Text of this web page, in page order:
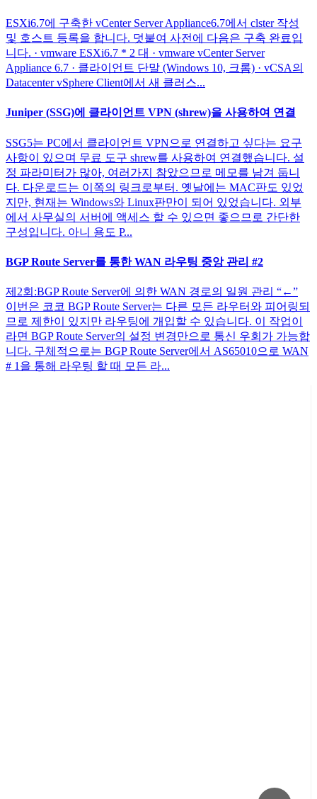
ESXi6.7에 구축한 vCenter Server Appliance6.7에서 clster 작성
및 호스트 등록을 합니다. 덧붙여 사전에 다음은 구축 완료입
니다. · vmware ESXi6.7 * 2 대 · vmware vCenter Server
Appliance 6.7 · 클라이언트 단말 (Windows 10, 크롬) · vCSA의
Datacenter vSphere Client에서 새 클러스...
Juniper (SSG)에 클라이언트 VPN (shrew)을 사용하여 연결
SSG5는 PC에서 클라이언트 VPN으로 연결하고 싶다는 요구
사항이 있으며 무료 도구 shrew를 사용하여 연결했습니다. 설
정 파라미터가 많아, 여러가지 참았으므로 메모를 남겨 둡니
다. 다운로드는 이쪽의 링크로부터. 옛날에는 MAC판도 있었
지만, 현재는 Windows와 Linux판만이 되어 있었습니다. 외부
에서 사무실의 서버에 액세스 할 수 있으면 좋으므로 간단한
구성입니다. 아니 용도 P...
BGP Route Server를 통한 WAN 라우팅 중앙 관리 #2
제2회:BGP Route Server에 의한 WAN 경로의 일원 관리 “←”
이번은 코코 BGP Route Server는 다른 모든 라우터와 피어링되
므로 제한이 있지만 라우팅에 개입할 수 있습니다. 이 작업이
라면 BGP Route Server의 설정 변경만으로 통신 우회가 가능합
니다. 구체적으로는 BGP Route Server에서 AS65010으로 WAN
# 1을 통해 라우팅 할 때 모든 라...